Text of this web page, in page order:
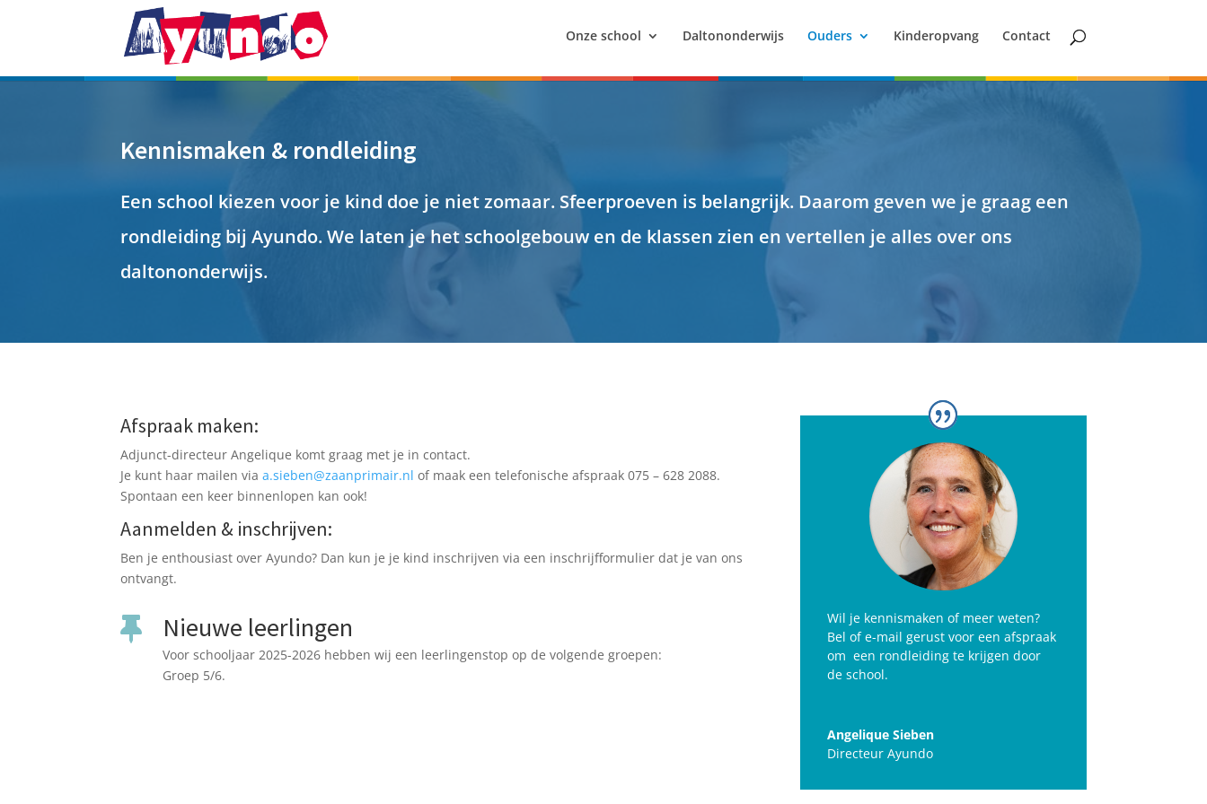
Onze school Daltononderwijs Ouders Kinderopvang Contact
Kennismaken & rondleiding
Een school kiezen voor je kind doe je niet zomaar. Sfeerproeven is belangrijk. Daarom geven we je graag een
rondleiding bijAyundo. We laten jehetschoolgebouw en de klassenzien en vertellen je alles over ons
daltononderwijs.
Afspraak maken:
Adjunct-directeur Angelique komt graag met je in contact.
Je kunt haar mailen viaa.sieben@zaanprimair.nl of maak een telefonische afspraak 075 – 628 2088.
Spontaan een keer binnenlopen kan ook!
Aanmelden & inschrijven:
Ben je enthousiast over Ayundo? Dan kun je je kind inschrijven via een inschrijfformulier dat je van ons
ontvangt.
 Nieuwe leerlingen
Voor schooljaar 2025-2026 hebben wij een leerlingenstop op de volgende groepen:
Groep 5/6.
Wil je kennismaken of meer weten?
Bel of e-mail gerust voor een afspraak
om een rondleiding te krijgen door
de school.
Angelique Sieben
Directeur Ayundo